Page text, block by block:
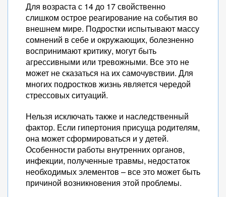
Для возраста с 14 до 17 свойственно
слишком острое реагирование на события во
внешнем мире. Подростки испытывают массу
сомнений в себе и окружающих, болезненно
воспринимают критику, могут быть
агрессивными или тревожными. Все это не
может не сказаться на их самочувствии. Для
многих подростков жизнь является чередой
стрессовых ситуаций.
Нельзя исключать также и наследственный
фактор. Если гипертония присуща родителям,
она может сформироваться и у детей.
Особенности работы внутренних органов,
инфекции, полученные травмы, недостаток
необходимых элементов – все это может быть
причиной возникновения этой проблемы.